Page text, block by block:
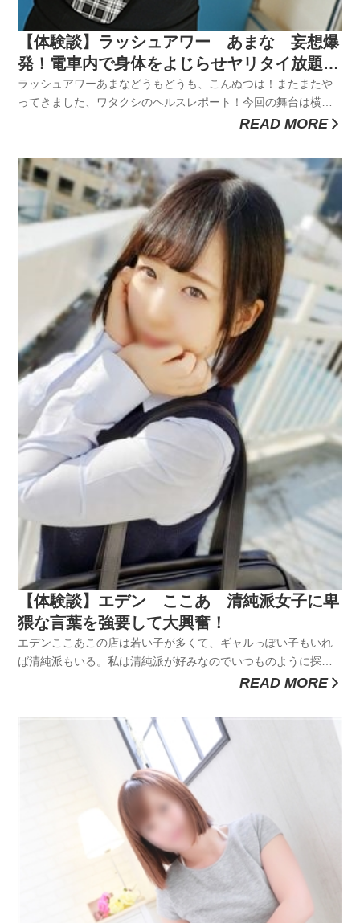
【体験談】ラッシュアワー あまな 妄想爆
発！電車内で身体をよじらせヤリタイ放題＆
痴漢し放題！
ラッシュアワーあまなどうもどうも、こんぬつは！またまたや
ってきました、ワタクシのヘルスレポート！今回の舞台は横浜
の関内ですな！最悪なことに先日、休日にも関わらず仕事用の
て言うんで、ブルーな気持ちで客先に向かうと、、、なんと先
方の勘違い！！「ふざ...
READ MORE
【体験談】エデン ここあ 清純派女子に卑
猥な言葉を強要して大興奮！
エデンここあこの店は若い子が多くて、ギャルっぽい子もいれ
ば清純派もいる。私は清純派が好みなのでいつものように探し
まくる。HPを見てこの子マジ可愛いと思って、速攻予約をとっ
ネーションをかきたてるから楽しい。写真と実際会ってからの
ギャップと当たりは...
READ MORE